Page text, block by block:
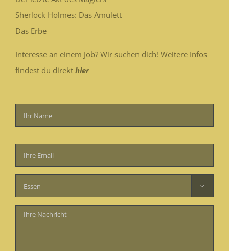
Sherlock Holmes: Das Amulett
Das Erbe
Interesse an einem Job? Wir suchen dich! Weitere Infos
findest du direkt hier
lasse
dieses
Feld
leer.
